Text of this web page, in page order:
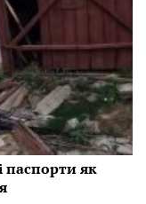
паспорти як